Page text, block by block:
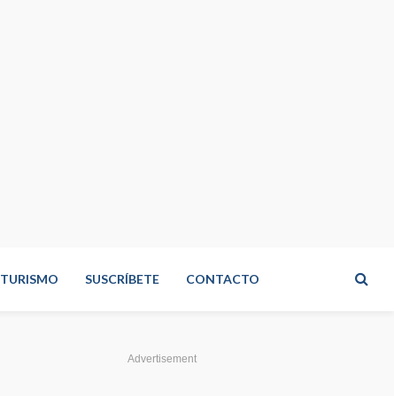
TURISMO SUSCRÍBETE CONTACTO
Advertisement